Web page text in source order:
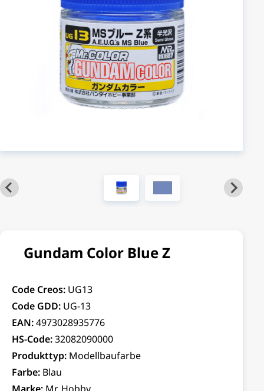
Gundam Color Blue Z
Code Creos: UG13
Code GDD: UG-13
EAN:4973028935776
HS-Code:32082090000
Produkttyp: Modellbaufarbe
Farbe: Blau